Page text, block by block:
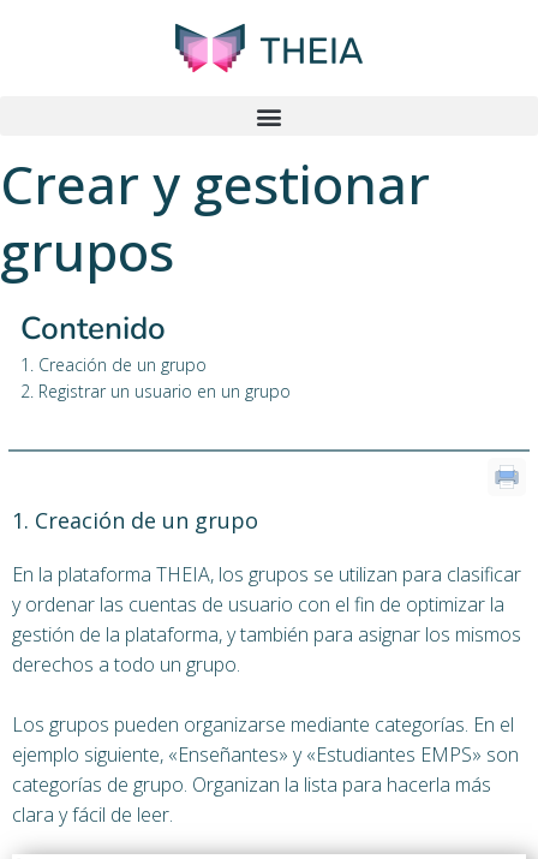
Crear y gestionar
grupos
Contenido
1. Creación de un grupo
2. Registrar un usuario en un grupo
1. Creación de un grupo
En la plataforma THEIA, los grupos se utilizan para clasificar
y ordenar las cuentas de usuario con el fin de optimizar la
gestión de la plataforma, y también para asignar los mismos
derechos a todo un grupo.
Los grupos pueden organizarse mediante categorías. En el
ejemplo siguiente, «Enseñantes» y «Estudiantes EMPS» son
categorías de grupo. Organizan la lista para hacerla más
clara y fácil de leer.